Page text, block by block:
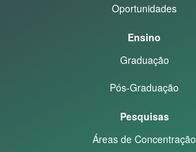
Oportunidades
Ensino
Graduação
Pós-Graduação
Pesquisas
Áreas de Concentração